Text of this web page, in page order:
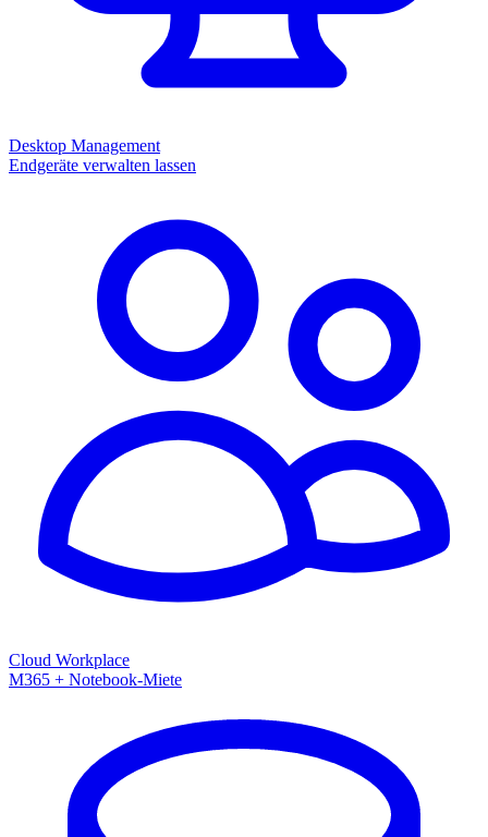
Desktop Management
Endgeräte verwalten lassen
Cloud Workplace
M365 + Notebook-Miete